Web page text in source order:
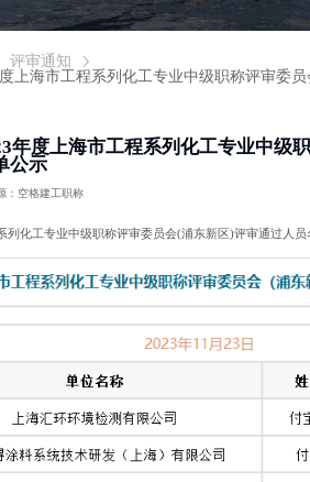
评审通知
度上海市工程系列化工专业中级职称评审委
年度上海市工程系列化工专业中级
公示
：空格建工职称
化工专业中级职称评审委员会(浦东新区)评审通过人员